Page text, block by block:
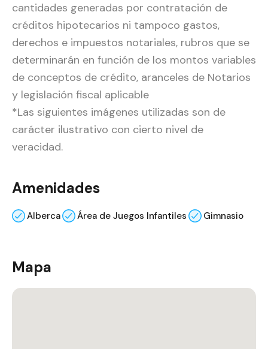
cantidades generadas por contratación de
créditos hipotecarios ni tampoco gastos,
derechos e impuestos notariales, rubros que se
determinarán en función de los montos variables
de conceptos de crédito, aranceles de Notarios
y legislación fiscal aplicable
*Las siguientes imágenes utilizadas son de
carácter ilustrativo con cierto nivel de
veracidad.
Amenidades
Alberca Área de Juegos Infantiles Gimnasio
Mapa